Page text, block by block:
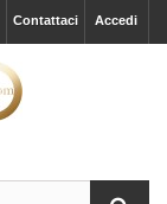
Accedi
Contattaci